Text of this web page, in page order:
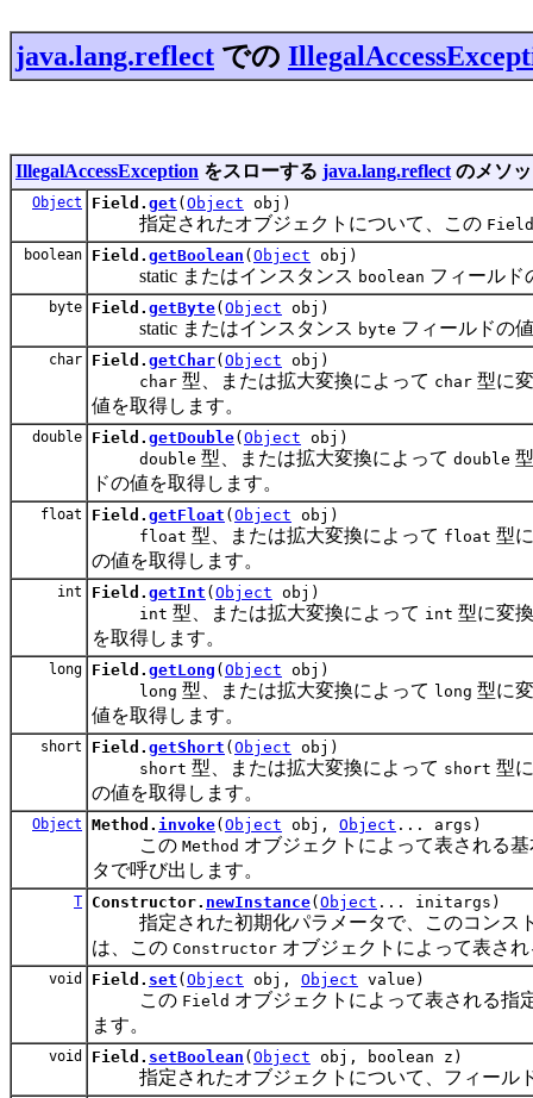
java.lang.reflect での
IllegalAccessException をスローする java.lang.reflect のメソ
Object Field. get ( Object obj)
指定されたオブジェクトについて、この Field
boolean Field. getBoolean ( Object obj)
static またはインスタンス boolean フィールド
byte Field. getByte( Object obj)
static またはインスタンス byte フィールドの
char Field. getChar( Object obj)
char 型、または拡大変換によって char 型に
値を取得します。
double Field. getDouble( Object obj)
double 型、または拡大変換によって double
ドの値を取得します。
float Field. getFloat ( Object obj)
float 型、または拡大変換によって float 型
の値を取得します。
int Field. getInt ( Object obj)
int 型、または拡大変換によって int 型に変
を取得します。
long Field. getLong ( Object obj)
long 型、または拡大変換によって long 型に
値を取得します。
short Field. getShort ( Object obj)
short 型、または拡大変換によって short 型
の値を取得します。
Object Method. invoke( Object obj, Object ... args)
この Method オブジェクトによって表される
タで呼び出します。
T Constructor. newInstance( Object ... initargs)
指定された初期化パラメータで、このコンスト
は、この Constructor オブジェクトによって表さ
void Field. set ( Object obj, Object value)
この Field オブジェクトによって表される指
ます。
void Field. setBoolean ( Object obj, boolean z)
指定されたオブジェクトについて、フィール